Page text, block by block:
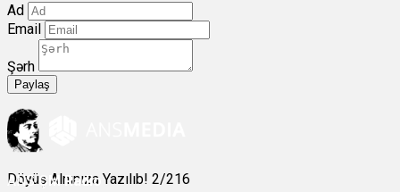
Ad
Email
Şərh
Paylaş
Döyüş Alnınıza Yazılıb! 2/216
ANSÇM Radio